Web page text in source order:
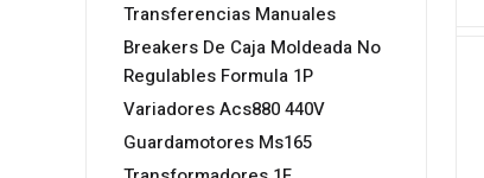
Transferencias Manuales
Breakers De Caja Moldeada No
Regulables Formula 1P
Variadores Acs880 440V
Guardamotores Ms165